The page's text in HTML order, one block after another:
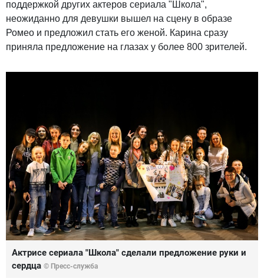
поддержкой других актеров сериала "Школа",
неожиданно для девушки вышел на сцену в образе
Ромео и предложил стать его женой. Карина сразу
приняла предложение на глазах у более 800 зрителей.
Актрисе сериала "Школа" сделали предложение руки и
сердца © Пресс-служба